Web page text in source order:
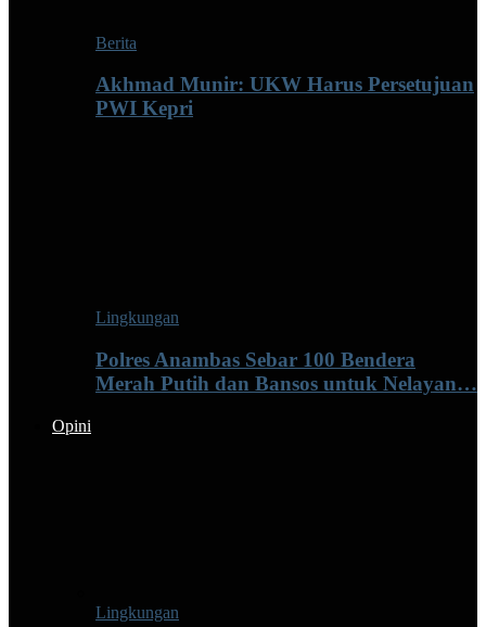
Berita
Akhmad Munir: UKW Harus Persetujuan
PWI Kepri
Lingkungan
Polres Anambas Sebar 100 Bendera
Merah Putih dan Bansos untuk Nelayan…
Opini
Lingkungan